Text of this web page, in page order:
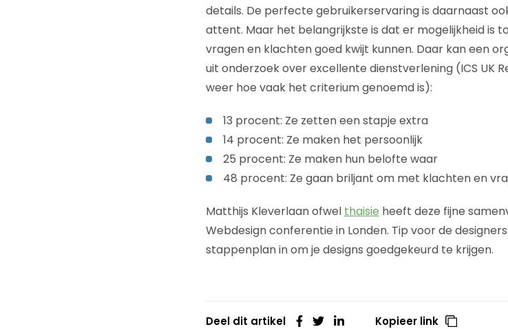
details. De perfecte gebruikerservaring is daarnaast
attent. Maar het belangrijkste is dat er mogelijkheid is
vragen en klachten goed kwijt kunnen. Daar kan een
uit onderzoek over excellente dienstverlening (ICS UK
weer hoe vaak het criterium genoemd is):
13 procent: Ze zetten een stapje extra
14 procent: Ze maken het persoonlijk
25 procent: Ze maken hun belofte waar
48 procent: Ze gaan briljant om met klachten en
Matthijs Kleverlaan ofwel thaisie heeft deze fijne
Webdesign conferentie in Londen. Tip voor de
stappenplan in om je designs goedgekeurd te krijgen.
Deel dit artikel Kopieer link